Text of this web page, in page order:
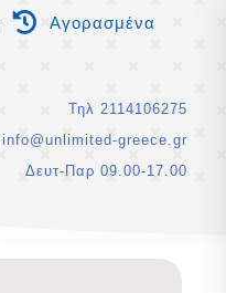
Αγορασμένα
Τηλ 2114106275
info@unlimited-greece.gr
Δευτ-Παρ 09.00-17.00